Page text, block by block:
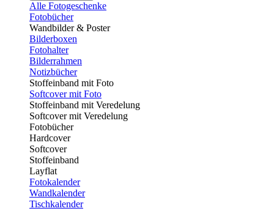
Alle Fotogeschenke
Fotobücher
Wandbilder & Poster
Bilderboxen
Fotohalter
Bilderrahmen
Notizbücher
Stoffeinband mit Foto
Softcover mit Foto
Stoffeinband mit Veredelung
Softcover mit Veredelung
Fotobücher
Hardcover
Softcover
Stoffeinband
Layflat
Fotokalender
Wandkalender
Tischkalender